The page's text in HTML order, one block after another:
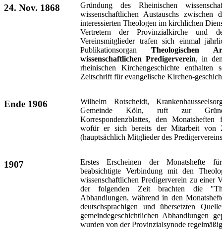
24. Nov. 1868
Gründung des Rheinischen
wissenschaftlichen Austauschs
interessierten Theologen im kirchlichen
Vertretern der Provinzialkirche und
Vereinsmitglieder trafen sich einmal
PublikationsorganTheologischen
wissenschaftlichen Predigerverein, in
rheinischen Kirchengeschichte
Zeitschrift für evangelische Kirchen-
Ende 1906
Wilhelm Rotscheidt,
Gemeinde Köln, ruft zur
Korrespondenzblattes, den
wofür er sich bereits der Mitarbeit von
(hauptsächlich Mitglieder des
1907
Erstes Erscheinen der Monatshefte
beabsichtigte Verbindung mit den
wissenschaftlichen Predigerverein zu einer
der folgenden Zeit brachten die
Abhandlungen, während in den
deutschsprachigen und übersetzten
gemeindegeschichtlichen Abhandlungen
wurden von der Provinzialsynode